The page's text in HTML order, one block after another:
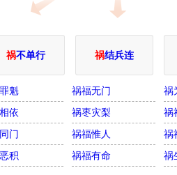
祸不单行 祸结兵连
魁 祸福无门
祸
依 祸枣灾梨
祸
门 祸福惟人
祸
积 祸福有命 祸